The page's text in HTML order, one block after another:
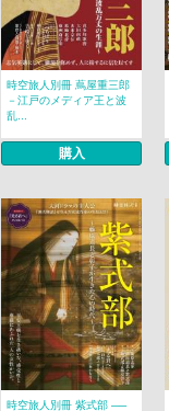
時空旅人別冊 蔦屋重三郎
－江戸のメディア王と波
乱...
購入
時空旅人別冊 紫式部 ──